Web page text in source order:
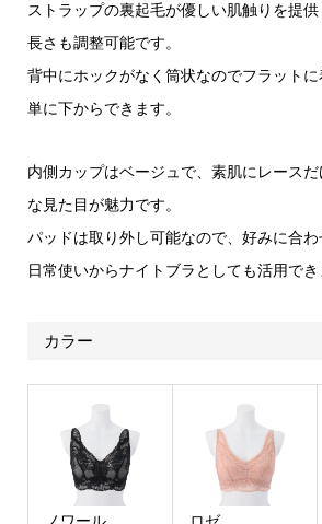
ストラップの裏起毛が優しい肌触りを提
長さも調整可能です。
背中にホックがなく筒状なのでフラット
単に下からできます。
内側カップはベージュで、素肌にレース
な見た目が魅力です。
パッドは取り外し可能なので、好みに合わ
日常使いからナイトブラとしても活用でき
カラー